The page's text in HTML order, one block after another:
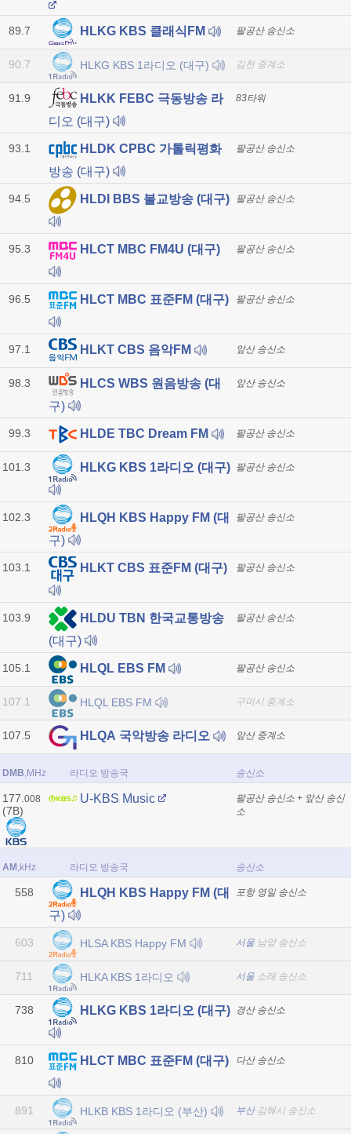
89.7 HLKG KBS 클래식FM 팔공산 송신소
90.7 HLKG KBS 1라디오 (대구) 김천 중계소
91.9
HLKK FEBC 극동방송 라
디오 (대구)
83타워
93.1
HLDK CPBC 가톨릭평화
방송 (대구)
팔공산 송신소
94.5 HLDI BBS 불교방송 (대구) 팔공산 송신소
95.3 HLCT MBC FM4U (대구) 팔공산 송신소
96.5 HLCT MBC 표준FM (대구) 팔공산 송신소
97.1 HLKT CBS 음악FM 앞산 송신소
98.3
HLCS WBS 원음방송 (대
구)
앞산 송신소
99.3 HLDE TBC Dream FM 팔공산 송신소
101.3 HLKG KBS 1라디오 (대구) 팔공산 송신소
102.3
HLQH KBS Happy FM (대
구)
팔공산 송신소
103.1 HLKT CBS 표준FM (대구) 팔공산 송신소
103.9
HLDU TBN 한국교통방송
(대구)
팔공산 송신소
105.1 HLQL EBS FM 팔공산 송신소
107.1 HLQL EBS FM 구미시 중계소
107.5 HLQA 국악방송 라디오 앞산 중계소
DMB,MHz 라디오 방송국 송신소
177. 008
(7B)
U-KBS Music
팔공산 송신소 + 앞산 송신
소
AM ,kHz 라디오 방송국 송신소
558
HLQH KBS Happy FM (대
구)
포항 영일 송신소
603 HLSA KBS Happy FM 서울 남양 송신소
711 HLKA KBS 1라디오 서울 소래 송신소
738 HLKG KBS 1라디오 (대구) 경산 송신소
810 HLCT MBC 표준FM (대구) 다산 송신소
891 HLKB KBS 1라디오 (부산) 부산김해시 송신소